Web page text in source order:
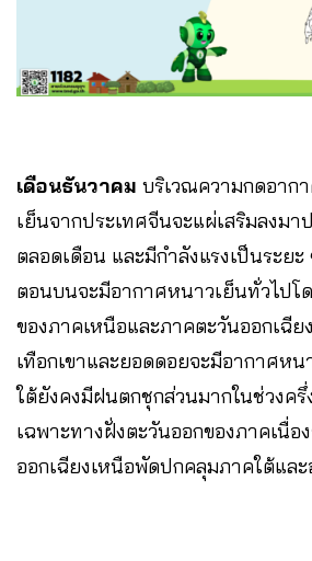
เดือนธันวาคม บริเวณความกดอาก
เย็นจากประเทศจีนจะแผ่เสริมลงม
ตลอดเดือน และมีกำลังแรงเป็นระย
ตอนบนจะมีอากาศหนาวเย็นทั่วไปโ
ของภาคเหนือและภาคตะวันออกเฉีย
เทือกเขาและยอดดอยจะมีอากาศห
ใต้ยังคงมีฝนตกชุกส่วนมากในช่วงครึ่
เฉพาะทางฝั่งตะวันออกของภาคเนื่อ
ออกเฉียงเหนือพัดปกคลุมภาคใต้และ